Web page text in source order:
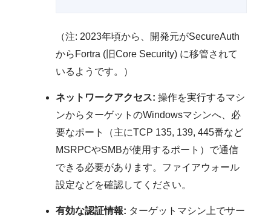
（注: 2023年頃から、開発元がSecureAuth
からFortra (旧Core Security) に移管されて
いるようです。）
ネットワークアクセス: 操作を実行するマシ
ンからターゲットのWindowsマシンへ、必
要なポート（主にTCP 135, 139, 445番など
MSRPCやSMBが使用するポート）で通信
できる必要があります。ファイアウォール
設定などを確認してください。
有効な認証情報: ターゲットマシン上でサー